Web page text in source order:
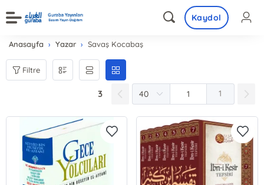
Kaydol
Anasayfa Yazar Savaş Kocabaş
Filtre
3 1